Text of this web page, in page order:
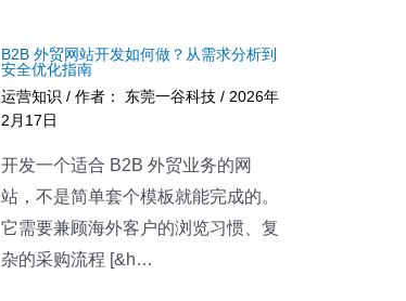
B2B 外贸网站开发如何做？从需求分析到
安全优化指南
运营知识 / 作者： 东莞一谷科技 / 2026年
2月17日
开发一个适合 B2B 外贸业务的网
站，不是简单套个模板就能完成的。
它需要兼顾海外客户的浏览习惯、复
杂的采购流程 [&h…